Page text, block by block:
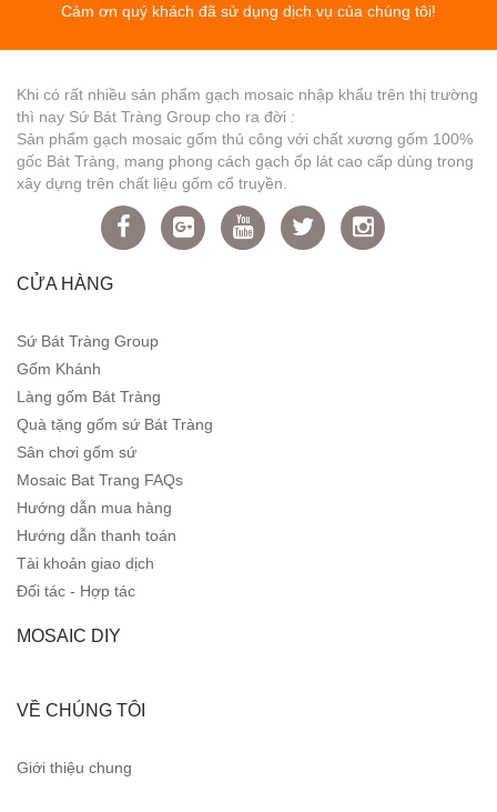
Cảm ơn quý khách đã sử dụng dịch vụ của chúng tôi!
Khi có rất nhiều sản phẩm gạch mosaic nhập khẩu trên thị trường
thì nay Sứ Bát Tràng Group cho ra đời :
Sản phẩm gạch mosaic gốm thủ công với chất xương gốm 100%
gốc Bát Tràng, mang phong cách gạch ốp lát cao cấp dùng trong
xây dựng trên chất liệu gốm cổ truyền.
CỬA HÀNG
Sứ Bát Tràng Group
Gốm Khánh
Làng gốm Bát Tràng
Quà tặng gốm sứ Bát Tràng
Sân chơi gốm sứ
Mosaic Bat Trang FAQs
Hướng dẫn mua hàng
Hướng dẫn thanh toán
Tài khoản giao dịch
Đối tác - Hợp tác
MOSAIC DIY
VỀ CHÚNG TÔI
Giới thiệu chung